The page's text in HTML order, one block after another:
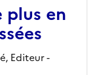
plus en
Editeur-